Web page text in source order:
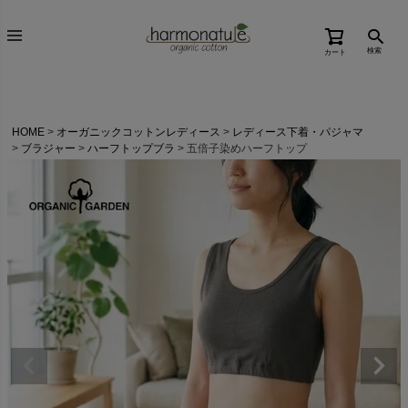
カート 検索
HOME オーガニックコットンレディース
レディース下着・パジャマ
ブラジャー
ハーフトップブラ 五倍子染めハーフトップ